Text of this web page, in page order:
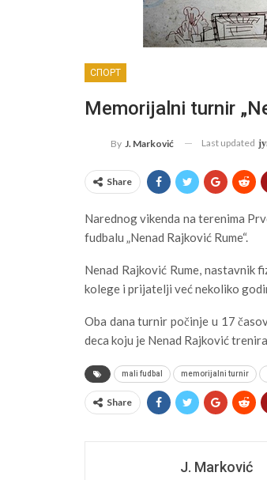
СПОРТ
Memorijalni turnir
By J. Marković Last updated
Share
Narednog vikenda na terenima
fudbalu „Nenad Rajković Rume“.
Nenad Rajković Rume,
kolege i prijatelji već nekoliko
Oba dana turnir počinje u 17
deca koju je Nenad Rajković
mali fudbal memorijalni turnir
Share
J. Marković